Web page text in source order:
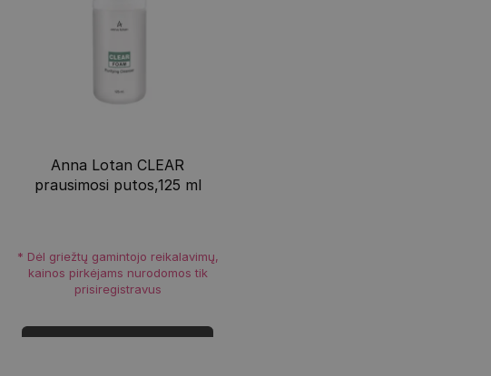
Anna Lotan CLEAR
prausimosi putos,125 ml
* Dėl griežtų gamintojo reikalavimų,
kainos pirkėjams nurodomos tik
prisiregistravus